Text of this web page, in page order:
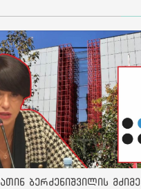
ბერძენიშვილის მძიმე